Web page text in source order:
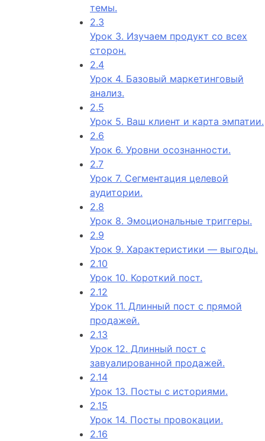
темы.
2.3
Урок 3. Изучаем продукт со всех
сторон.
2.4
Урок 4. Базовый маркетинговый
анализ.
2.5
Урок 5. Ваш клиент и карта эмпатии.
2.6
Урок 6. Уровни осознанности.
2.7
Урок 7. Сегментация целевой
аудитории.
2.8
Урок 8. Эмоциональные триггеры.
2.9
Урок 9. Характеристики — выгоды.
2.10
Урок 10. Короткий пост.
2.12
Урок 11. Длинный пост с прямой
продажей.
2.13
Урок 12. Длинный пост с
завуалированной продажей.
2.14
Урок 13. Посты с историями.
2.15
Урок 14. Посты провокации.
2.16